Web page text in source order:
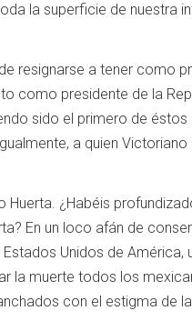
la superficie de nuestra
resignarse a tener como
como presidente de la
sido el primero de
a quien
¿Habéis
En un loco afán de
Unidos de América,
la muerte todos los
con el estigma de